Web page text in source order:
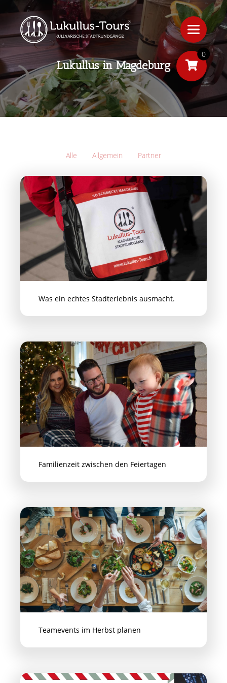
Lukullus in Magdeburg
Alle Allgemein Partner
Was ein echtes Stadterlebnis ausmacht.
Familienzeit zwischen den Feiertagen
Teamevents im Herbst planen
0